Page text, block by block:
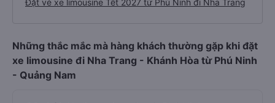
Đặt vé xe limousine Tết 2027 từ Phú Ninh đi Nha Trang
Những thắc mắc mà hàng khách thường gặp khi đặt
xe limousine đi Nha Trang - Khánh Hòa từ Phú Ninh
- Quảng Nam